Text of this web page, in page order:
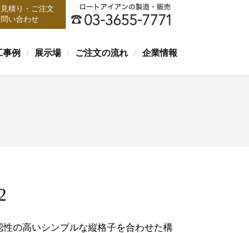
積り・ご注文
い合わせ
事例 / 展示場 / ご注文の流れ / 企業情報
性の高いシンプルな縦格子を合わせた構